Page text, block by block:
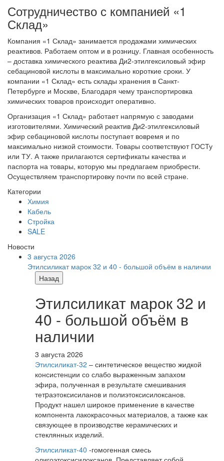
Сотрудничество с компанией «1
Склад»
Компания «1 Склад» занимается продажами химических
реактивов. Работаем оптом и в розницу. Главная особенность
– доставка химического реактива Ди2-этилгексиловый эфир
себациновой кислоты в максимально короткие сроки. У
компании «1 Склад» есть склады хранения в Санкт-
Петербурге и Москве, Благодаря чему транспортировка
химических товаров происходит оперативно.
Организация «1 Склад» работает напрямую с заводами
изготовителями. Химический реактив Ди2-этилгексиловый
эфир себациновой кислоты поступает вовремя и по
максимально низкой стоимости. Товары соответствуют ГОСТу
или ТУ. А также прилагаются сертификаты качества и
паспорта на товары, которую мы предлагаем приобрести.
Осуществляем транспортировку почти по всей стране.
Категории
Химия
Кабель
Стройка
SALE
Новости
3 августа 2026
Этилсиликат марок 32 и 40 - большой объём в наличии
Назад
Этилсиликат марок 32 и
40 - большой объём в
наличии
3 августа 2026
Этилсиликат-32 – синтетическое вещество жидкой
консистенции со слабо выраженным запахом
эфира, полученная в результате смешивания
тетpаэтоксисиланов и полиэтоксисилоксанов.
Продукт нашел широкое применение в качестве
компонента лакокрасочных материалов, а также как
связующее в производстве керамических и
стеклянных изделий.
Этилсиликат-40 -гомогенная смесь